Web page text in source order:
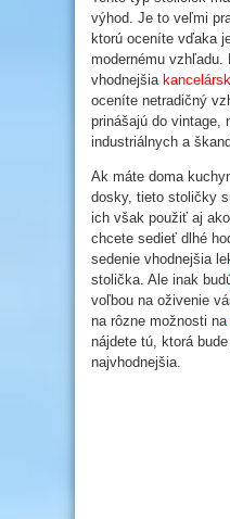
výhod. Je to veľmi
ktorú oceníte vďaka
modernému vzhľadu.
vhodnejšia
oceníte netradičný
prinášajú do vintage,
industriálnych a
Ak máte doma
dosky, tieto stoličky
ich však použiť aj
chcete sedieť dlhé
sedenie vhodnejšia
stolička. Ale inak
voľbou na oživenie
na rôzne možnosti na
nájdete tú, ktorá
najvhodnejšia.